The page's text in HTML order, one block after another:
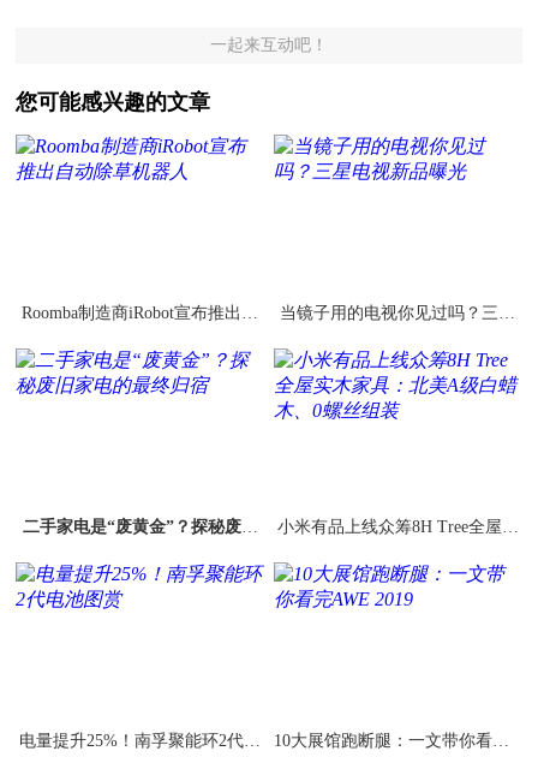
一起来互动吧！
您可能感兴趣的文章
Roomba制造商iRobot宣布推出自
当镜子用的电视你见过吗？三星
二手家电是“废黄金”？探秘废旧
小米有品上线众筹8H Tree全屋实
组装
电量提升25%！南孚聚能环2代电
10大展馆跑断腿：一文带你看完A